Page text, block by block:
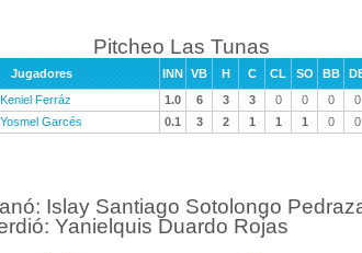
Pitcheo Las Tunas
Jugadores INN VB H C CL SO BB
Keniel Ferráz
1.0 6 3 3 0 0 0
0
Yosmel Garcés
0.1 3 2 1 1 1 0 0
Islay Santiago Sotolongo
Yanielquis Duardo Rojas